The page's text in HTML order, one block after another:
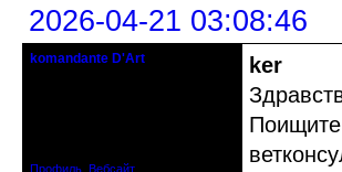
2026-04-21 03:08:46
komandante D'Art
Профиль Вебсайт
ker
Поищите